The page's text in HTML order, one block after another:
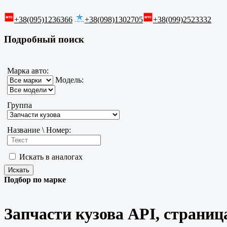
+38(095)1236366 +38(098)1302705 +38(099)2523332
Подробный поиск
Марка авто:
Модель:
Группа
Название \ Номер:
Искать в аналогах
Подбор по марке
Запчасти кузова API,